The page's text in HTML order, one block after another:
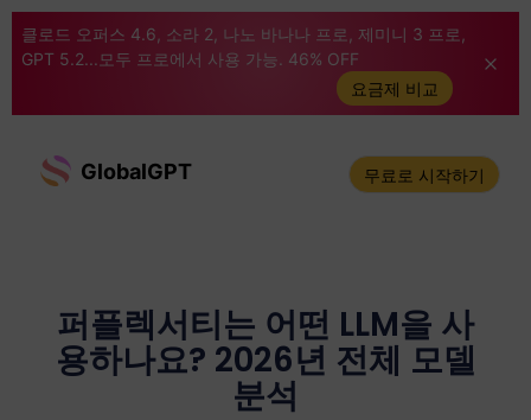
클로드 오퍼스 4.6, 소라 2, 나노 바나나 프로, 제미니 3 프로,
GPT 5.2...모두 프로에서 사용 가능. 46% OFF
요금제 비교
GlobalGPT 무료로 시작하기
퍼플렉서티는 어떤 LLM을 사
용하나요? 2026년 전체 모델
분석